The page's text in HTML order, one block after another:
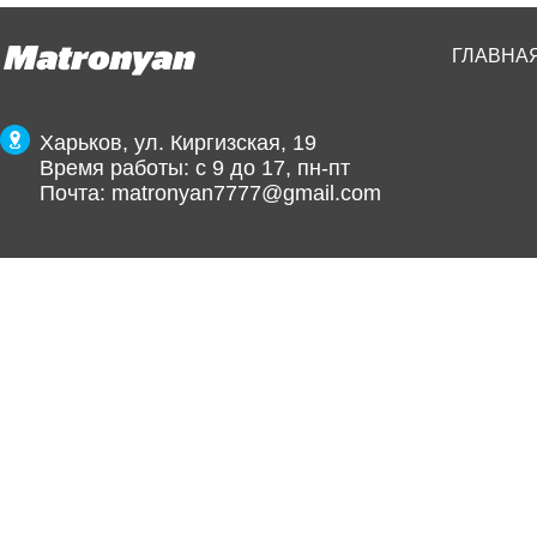
Харьков, ул. Киргизская, 19
Время работы: с 9 до 17, пн-пт
Почта: matronyan7777@gmail.com